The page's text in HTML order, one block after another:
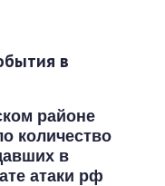
в
районе
количество
в
атаки рф